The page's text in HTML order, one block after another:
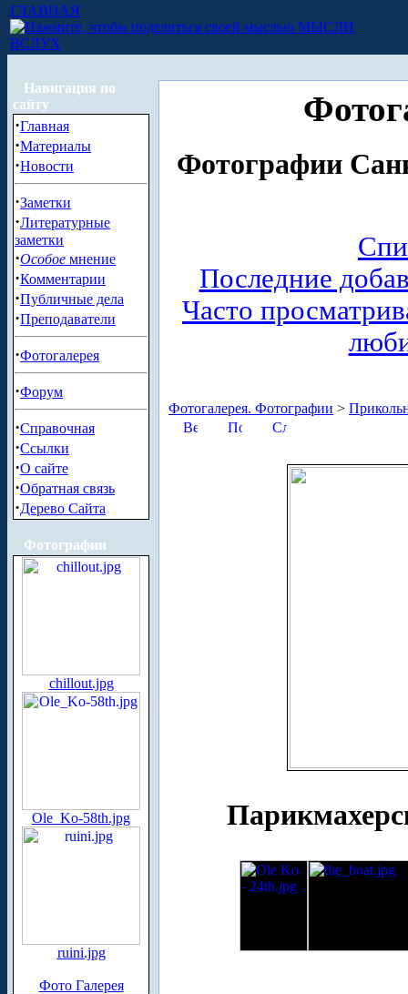
ГЛАВНАЯ
МЫСЛИ
ВСЛУХ
Навигация по
сайту
·Главная
·Материалы
·Новости
·Заметки
·Литературные
заметки
·Особое мнение
·Комментарии
·Публичные дела
·Преподаватели
·Фотогалерея
·Форум
·Справочная
·Ссылки
·О сайте
·Обратная связь
·Дерево Сайта
Фотографии
chillout.jpg
Ole_Ko-58th.jpg
ruini.jpg
Фото Галерея
Фотографии
Последние
Часто
Фотогалерея. Фотографии >